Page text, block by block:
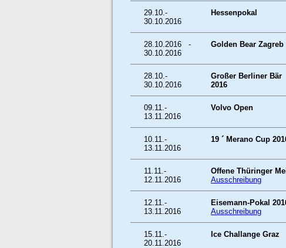
29.10.-
30.10.2016
Hessenpokal
28.10.2016 -
30.10.2016
Golden Bear Zagreb
28.10.-
30.10.2016
Großer Berliner Bär
2016
09.11.-
13.11.2016
Volvo Open
10.11.-
13.11.2016
19 ´ Merano Cup
11.11.-
12.11.2016
Offene Thüringer
Ausschreibung
12.11.-
13.11.2016
Eisemann-Pokal
Ausschreibung
15.11.-
20.11.2016
Ice Challange Graz